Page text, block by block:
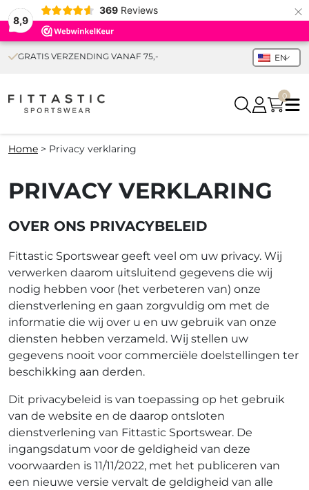
8,9
369 Reviews ×
GRATIS VERZENDING VANAF 75,- EN
0
Home > Privacy verklaring
PRIVACY VERKLARING
OVER ONS PRIVACYBELEID
Fittastic Sportswear geeft veel om uw privacy. Wij
verwerken daarom uitsluitend gegevens die wij
nodig hebben voor (het verbeteren van) onze
dienstverlening en gaan zorgvuldig om met de
informatie die wij over u en uw gebruik van onze
diensten hebben verzameld. Wij stellen uw
gegevens nooit voor commerciële doelstellingen ter
beschikking aan derden.
Dit privacybeleid is van toepassing op het gebruik
van de website en de daarop ontsloten
dienstverlening van Fittastic Sportswear. De
ingangsdatum voor de geldigheid van deze
voorwaarden is 11/11/2022, met het publiceren van
een nieuwe versie vervalt de geldigheid van alle